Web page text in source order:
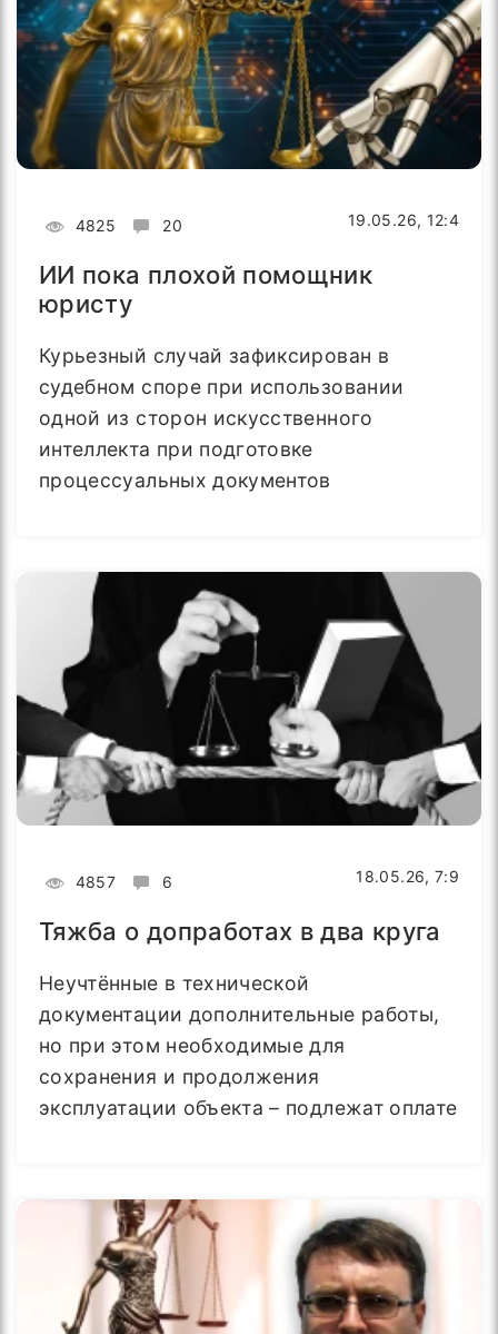
4825 20 19.05.26, 12:4
ИИ пока плохой помощник
юристу
Курьезный случай зафиксирован в
судебном споре при использовании
одной из сторон искусственного
интеллекта при подготовке
процессуальных документов
4857 6 18.05.26, 7:9
Тяжба о допработах в два круга
Неучтённые в технической
документации дополнительные работы,
но при этом необходимые для
сохранения и продолжения
эксплуатации объекта – подлежат оплате